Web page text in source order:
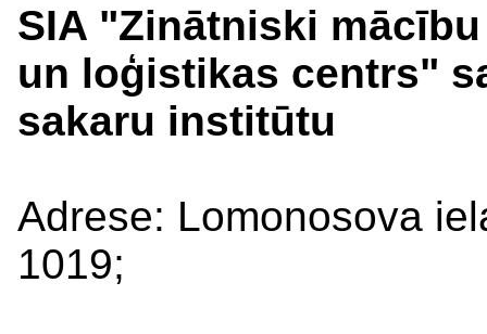
SIA "Zinātniski
un loģistikas centrs"
sakaru institūtu
Adrese: Lomonosova
1019;